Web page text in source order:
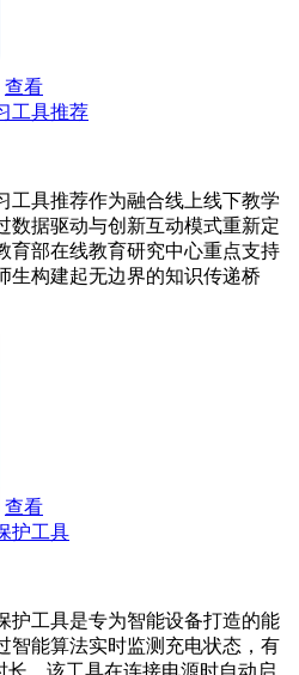
查看
工具推荐
工具推荐作为融合线上线下教学
数据驱动与创新互动模式重新定
育部在线教育研究中心重点支持
生构建起无边界的知识传递桥
查看
护工具
护工具是专为智能设备打造的能
智能算法实时监测充电状态，有